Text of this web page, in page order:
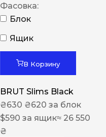
Фасовка:
Блок
Ящик
В Корзину
BRUT Slims Black
₴630 ₴620 за блок
$590 за ящик≈ 26 550
₴